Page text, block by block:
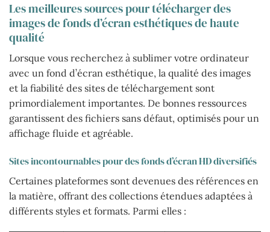
Les meilleures sources pour télécharger des
images de fonds d’écran esthétiques de haute
qualité
Lorsque vous recherchez à sublimer votre ordinateur
avec un fond d’écran esthétique, la qualité des images
et la fiabilité des sites de téléchargement sont
primordialement importantes. De bonnes ressources
garantissent des fichiers sans défaut, optimisés pour un
affichage fluide et agréable.
Sites incontournables pour des fonds d’écran HD diversifiés
Certaines plateformes sont devenues des références en
la matière, offrant des collections étendues adaptées à
différents styles et formats. Parmi elles :